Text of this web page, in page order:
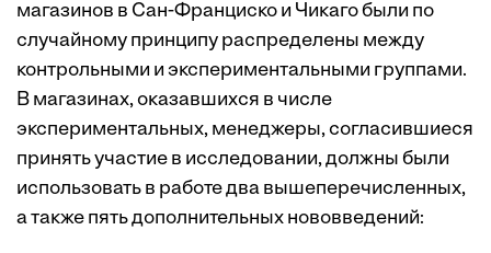
магазинов в Сан-Франциско и Чикаго были по
случайному принципу распределены между
контрольными и экспериментальными группами.
В магазинах, оказавшихся в числе
экспериментальных, менеджеры, согласившиеся
принять участие в исследовании, должны были
использовать в работе два вышеперечисленных,
а также пять дополнительных нововведений: